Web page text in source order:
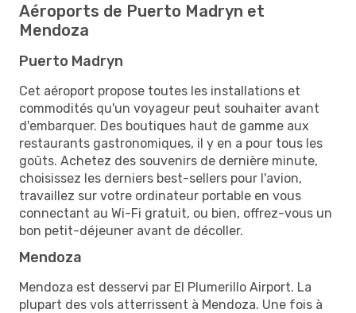
Aéroports de Puerto Madryn et
Mendoza
Puerto Madryn
Cet aéroport propose toutes les installations et
commodités qu'un voyageur peut souhaiter avant
d'embarquer. Des boutiques haut de gamme aux
restaurants gastronomiques, il y en a pour tous les
goûts. Achetez des souvenirs de dernière minute,
choisissez les derniers best-sellers pour l'avion,
travaillez sur votre ordinateur portable en vous
connectant au Wi-Fi gratuit, ou bien, offrez-vous un
bon petit-déjeuner avant de décoller.
Mendoza
Mendoza est desservi par El Plumerillo Airport. La
plupart des vols atterrissent à Mendoza. Une fois à